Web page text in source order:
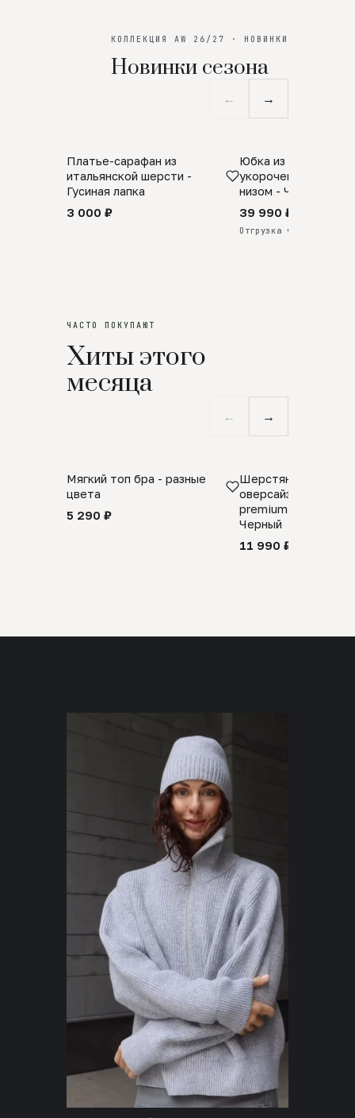
КОЛЛЕКЦИЯ AW 26/27 · НОВИНКИ
Новинки сезона
← →
SALE
Платье-сарафан из
итальянской шерсти -
Гусиная лапка
3 000 ₽
ПРЕДЗАКАЗ
Юбка из
укороченная с
низом - Черный
39 990 ₽
Отгрузка через 25 дней
ЧАСТО ПОКУПАЮТ
Хиты этого
месяца
← →
Мягкий топ бра - разные
цвета
5 290 ₽
Шерстяной свитер
оверсайз 100%
premium merino
Черный
11 990 ₽